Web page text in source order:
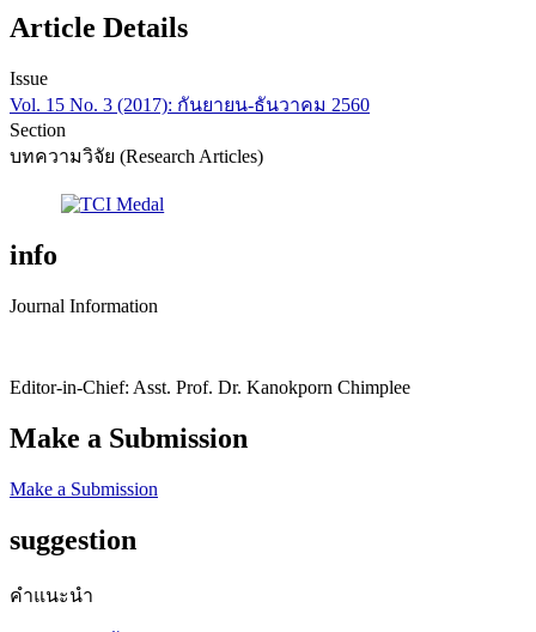
Article Details
Issue
Vol. 15 No. 3 (2017): กันยายน-ธันวาคม 2560
Section
บทความวิจัย (Research Articles)
info
Journal Information
Editor-in-Chief: Asst. Prof. Dr. Kanokporn Chimplee
Make a Submission
Make a Submission
suggestion
คำแนะนำ